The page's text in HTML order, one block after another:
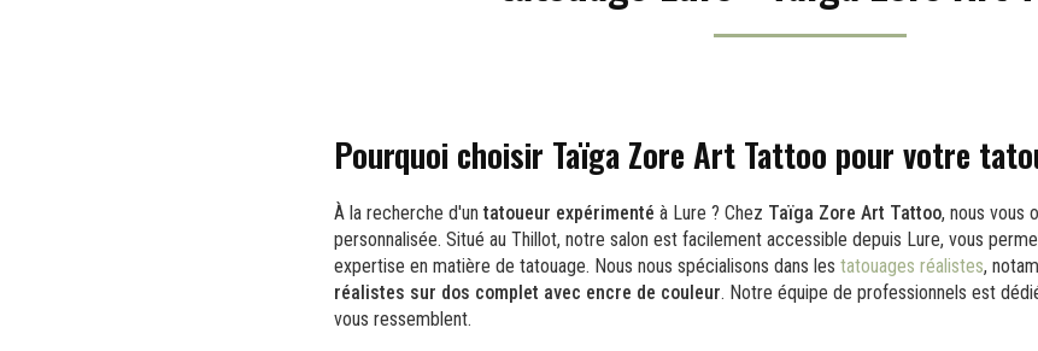
Pourquoi choisir Taïga Zore Art Tattoo pour votre
À la recherche d'untatoueur expérimenté à Lure ? Chez Taïga Zore Art Tattoo, nous vous
personnalisée. Situé au Thillot, notre salon est facilement accessible depuis Lure, vous
expertise en matière de tatouage. Nous nous spécialisons dans les tatouages réalistes,
réalistes sur dos complet avec encre de couleur. Notre équipe de professionnels est
vous ressemblent.